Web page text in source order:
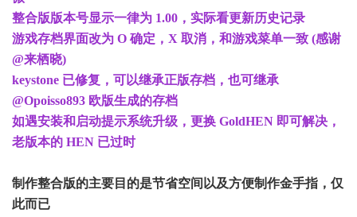
整合版版本号显示一律为 1.00，实际看更新历史记录
游戏存档界面改为 O 确定，X 取消，和游戏菜单一致 (感谢
@来栖晓)
keystone 已修复，可以继承正版存档，也可继承
@Opoisso893 欧版生成的存档
如遇安装和启动提示系统升级，更换 GoldHEN 即可解决，
老版本的 HEN 已过时
制作整合版的主要目的是节省空间以及方便制作金手指，仅
此而已